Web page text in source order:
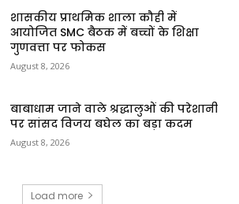
शासकीय प्राथमिक शाला कौही में
आयोजित SMC बैठक में बच्चों के शिक्षा
गुणवत्ता पर फोकस
August 8, 2026
बाबाधाम जाने वाले श्रद्धालुओं की परेशानी
पर सांसद विजय बघेल का बड़ा कदम
August 8, 2026
Load more